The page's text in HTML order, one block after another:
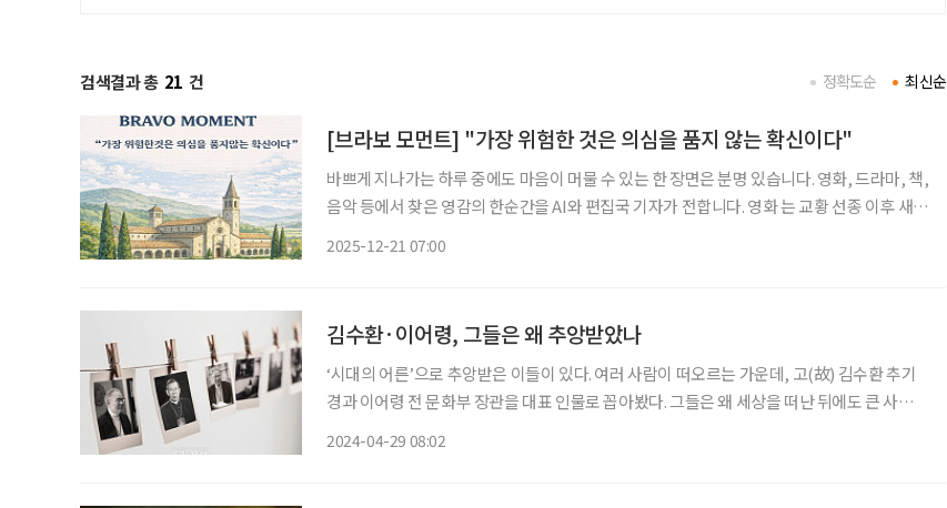
검색결과 총 21 건 최신순
정확도순
[브라보 모먼트] "가장 위험한 것은 의심을 품지 않는 확신이다"
바쁘게 지나가는 하루 중에도 마음이 머물 수 있는 한 장면은 분명 있습니다. 영화, 드라마, 책,
음악 등에서 찾은 영감의 한순간을 AI와 편집국 기자가 전합니다. 영화 는 교황 선종 이후 새
2025-12-21 07:00
김수환·이어령, 그들은 왜 추앙받았나
‘시대의 어른’으로 추앙받은 이들이 있다. 여러 사람이 떠오르는 가운데, 고(故) 김수환 추기
경과 이어령 전 문화부 장관을 대표 인물로 꼽아봤다. 그들은 왜 세상을 떠난 뒤에도 큰 사람으
2024-04-29 08:02